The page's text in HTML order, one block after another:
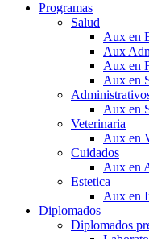
Programas
Salud
Aux en
Aux
Aux en
Aux en
Aux en
Veterinaria
Aux en
Cuidados
Aux en
Estetica
Aux en
Diplomados
Diplomados